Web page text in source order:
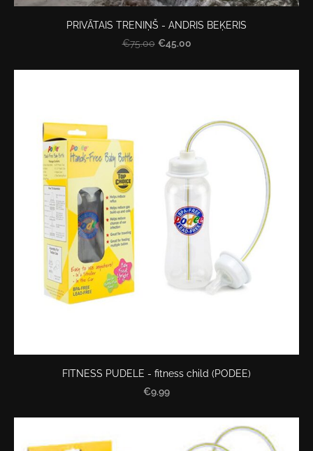
PRIVĀTAIS TRENIŅŠ - ANDRIS BEĶERIS
€75.00 €45.00
FITNESS PUDELE - fitness child (PODEE)
€9.99